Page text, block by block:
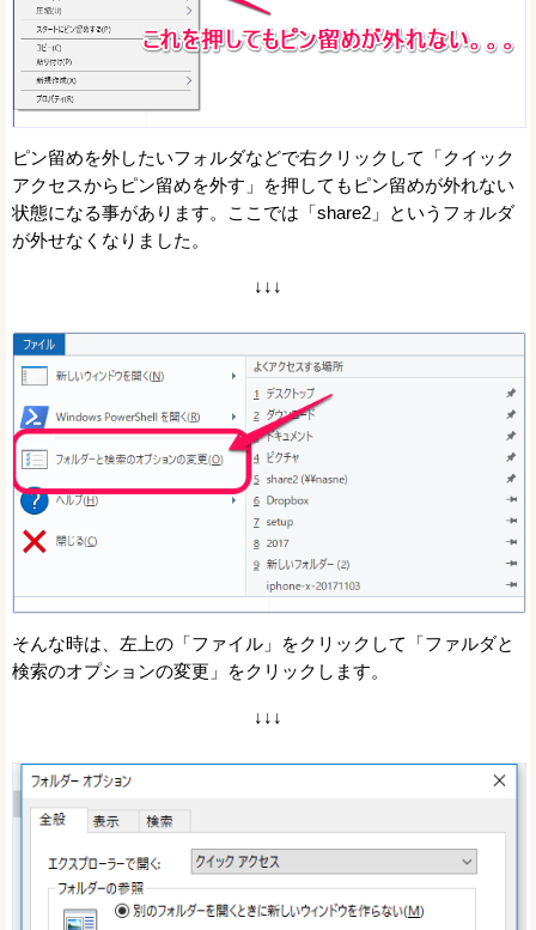
ピン留めを外したいフォルダなどで右クリックして「クイック
アクセスからピン留めを外す」を押してもピン留めが外れない
状態になる事があります。ここでは「share2」というフォルダ
が外せなくなりました。
↓↓↓
そんな時は、左上の「ファイル」をクリックして「ファルダと
検索のオプションの変更」をクリックします。
↓↓↓